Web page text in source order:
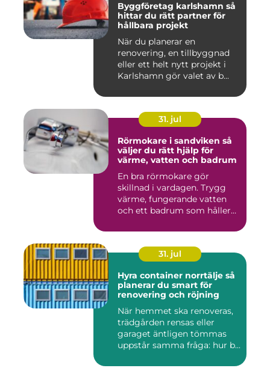
Byggföretag karlshamn så
hittar du rätt partner för
hållbara projekt
När du planerar en
renovering, en tillbyggnad
eller ett helt nytt projekt i
Karlshamn gör valet av b...
31. jul
Rörmokare i sandviken så
väljer du rätt hjälp för
värme, vatten och badrum
En bra rörmokare gör
skillnad i vardagen. Trygg
värme, fungerande vatten
och ett badrum som håller
31. jul
Hyra container norrtälje så
planerar du smart för
renovering och röjning
När hemmet ska renoveras,
trädgården rensas eller
garaget äntligen tömmas
uppstår samma fråga: hur b...